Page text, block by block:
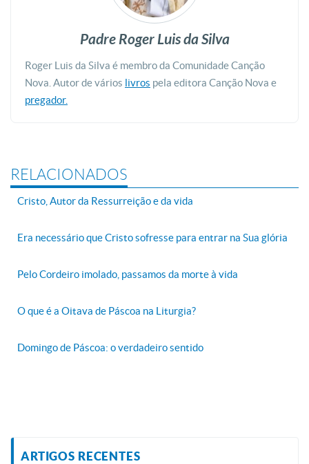
Padre Roger Luis da Silva
Roger Luis da Silva é membro da Comunidade Canção
Nova. Autor de vários livros pela editora Canção Nova e
pregador.
RELACIONADOS
Cristo, Autor da Ressurreição e da vida
Era necessário que Cristo sofresse para entrar na Sua glória
Pelo Cordeiro imolado, passamos da morte à vida
O que é a Oitava de Páscoa na Liturgia?
Domingo de Páscoa: o verdadeiro sentido
ARTIGOS RECENTES